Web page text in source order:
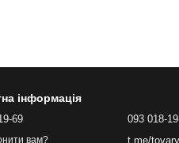
інформація
69
вам?
093 018-
t.me/